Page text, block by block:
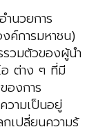
นวยการ
ค์การมหาชน)
รวมตัวของผู้นำ
อ ต่าง ๆ ที่มี
องการ
วามเป็นอยู่
เปลี่ยนความรู้